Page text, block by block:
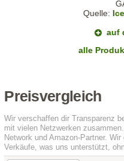
Quelle:
auf
alle
Preisvergleich
Wir verschaffen dir Transparenz
mit vielen Netzwerken
Network und Amazon-Partner.
Verkäufe, was uns unterstützt,